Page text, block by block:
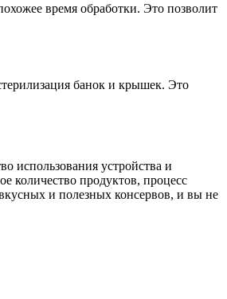
время обработки. Это позволит
банок и крышек. Это
использования устройства и
количество продуктов, процесс
и полезных консервов, и вы не